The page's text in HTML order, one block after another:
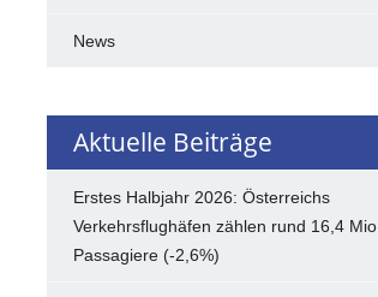
News
Aktuelle Beiträge
Erstes Halbjahr 2026: Österreichs
Verkehrsflughäfen zählen rund 16,4 Mio.
Passagiere (-2,6%)